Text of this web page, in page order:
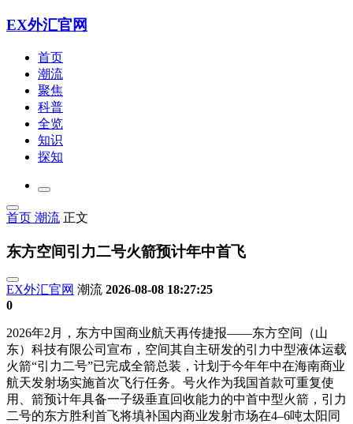
EX外汇官网
首页
潮流
聚焦
科普
全览
知识
探知
首页 潮流 正文
东方空间引力二号火箭预计年中首飞
EX外汇官网 潮流 2026-08-08 18:27:25
0
2026年2月，东方中国商业航天再传捷报——东方空间（山
东）科技有限公司宣布，空间其自主研发的引力中型液体运载
火箭“引力二号”已完成全箭总装，计划于今年年中在海南商业
航天发射场实施首次飞行任务。号火作为我国首款可重复使
用、箭预计年具备一子级垂直回收能力的中首中型火箭，引力
二号的东方胜利首飞将填补国内商业发射市场在4–6吨太阳同